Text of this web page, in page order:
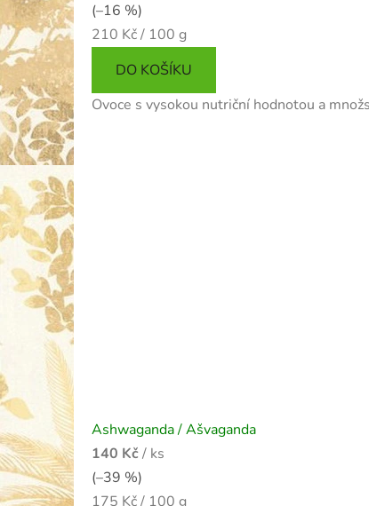
(–16 %)
Měrná
210 Kč / 100 g
DO KOŠÍKU
Ovoce s vysokou nutriční hodnotou a
Ashwaganda / Ašvaganda
140 Kč/ ks
(–39 %)
Měrná
175 Kč / 100 g